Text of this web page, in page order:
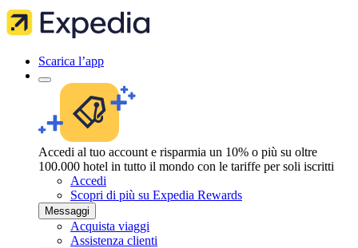
Scarica l’app
Accedi al tuo account e risparmia un 10% o più su oltre
100.000 hotel in tutto il mondo con le tariffe per soli iscritti
Accedi
Scopri di più su Expedia Rewards
Messaggi
Acquista viaggi
Assistenza clienti